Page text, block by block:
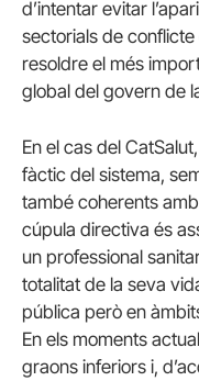
d’intentar evitar
sectorials de
resoldre el més
global del govern de
En el cas del
fàctic del sistema,
també coherents
cúpula directiva és
un professional
totalitat de la seva
pública però en
En els moments
graons inferiors i,